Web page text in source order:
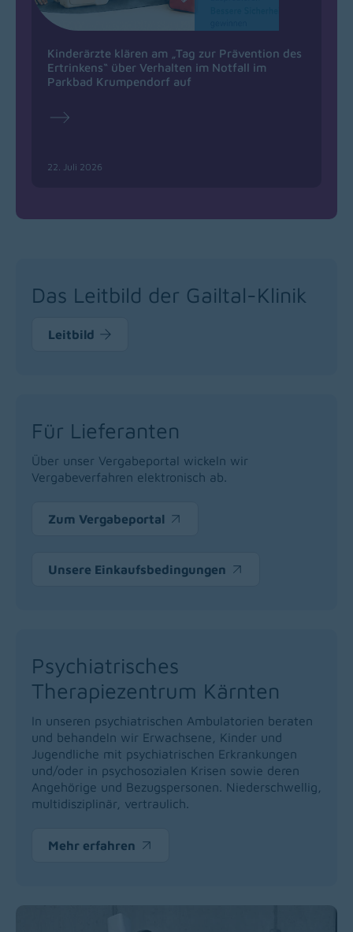
Kinderärzte klären am „Tag zur Prävention des
Ertrinkens“ über Verhalten im Notfall im
Parkbad Krumpendorf auf
22. Juli 2026
Das Leitbild der Gailtal-Klinik
Leitbild
Für Lieferanten
Über unser Vergabeportal wickeln wir
Vergabeverfahren elektronisch ab.
Zum Vergabeportal
(opens in a new window)
Unsere Einkaufsbedingungen
(opens in a new window)
Psychiatrisches
Therapiezentrum Kärnten
In unseren psychiatrischen Ambulatorien beraten
und behandeln wir Erwachsene, Kinder und
Jugendliche mit psychiatrischen Erkrankungen
und/oder in psychosozialen Krisen sowie deren
Angehörige und Bezugspersonen. Niederschwellig,
multidisziplinär, vertraulich.
Mehr erfahren
(opens in a new window)